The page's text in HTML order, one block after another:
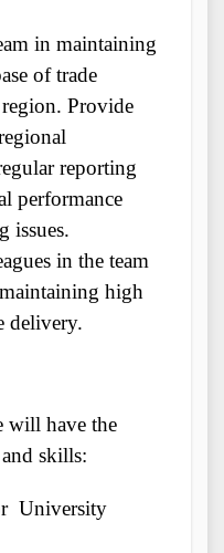
in maintaining
of trade
Provide
reporting
performance
issues.
in the team
high
delivery.
will have the
skills:
University